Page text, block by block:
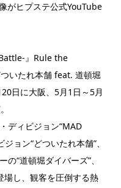
がヒプステ公式YouTube
』Rule the
いたれ本舗 feat. 道頓堀
日に大阪、5月1日～5月
ディビジョン“MAD
ョン“どついたれ本舗”、
“道頓堀ダイバーズ”、
場し、観客を圧倒する熱